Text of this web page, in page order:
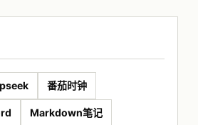
番茄时钟
Markdown笔记